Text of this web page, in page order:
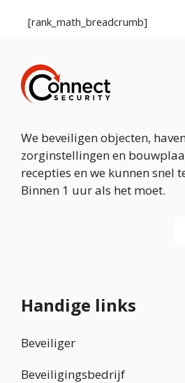
[rank_math_breadcrumb]
We beveiligen objecten,
zorginstellingen en
recepties en we kunnen snel
Binnen 1 uur als het moet.
Handige links
Beveiliger
Beveiligingsbedrijf